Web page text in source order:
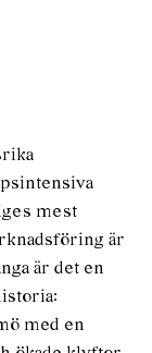
mest
är
är det en
med en